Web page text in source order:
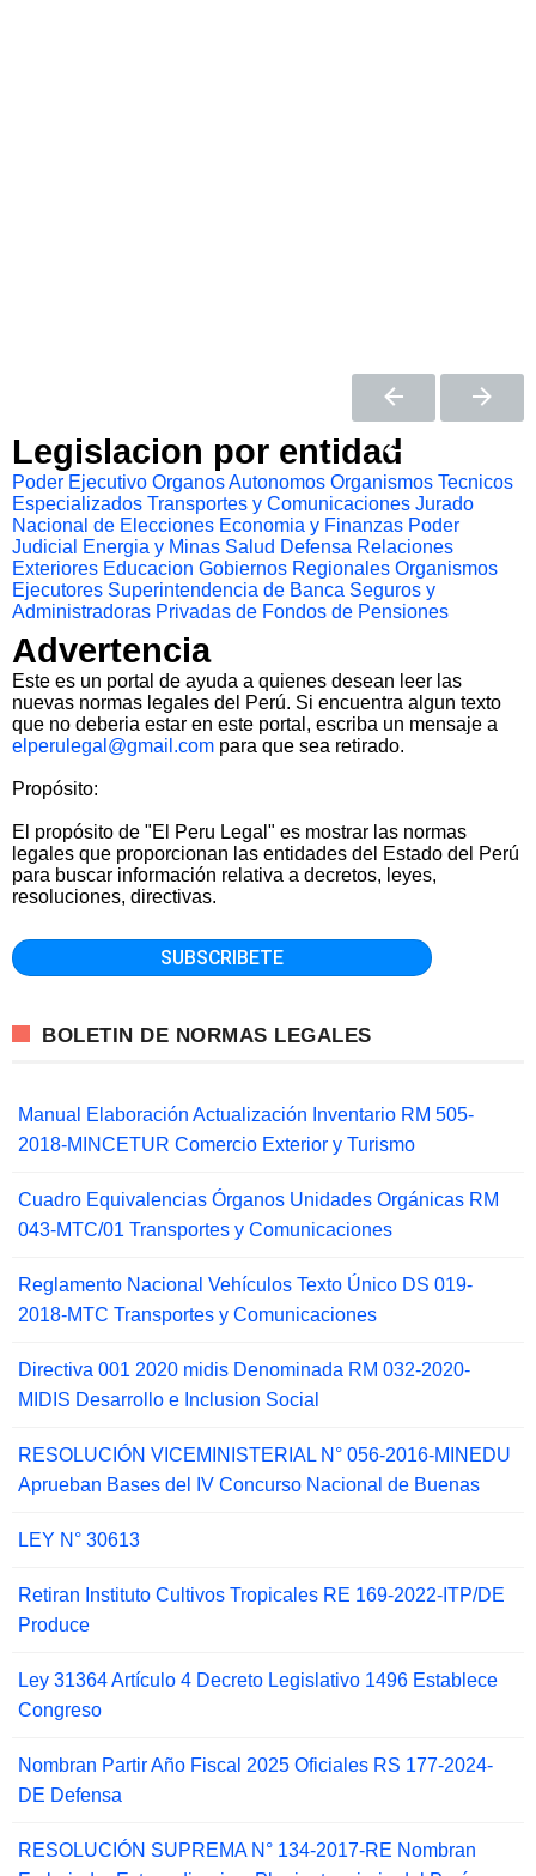
Legislacion por entidad
Poder Ejecutivo Organos Autonomos Organismos Tecnicos
Especializados Transportes y Comunicaciones Jurado
Nacional de Elecciones Economia y Finanzas Poder
Judicial
Energia y Minas Salud Defensa Relaciones
Exteriores Educacion Gobiernos Regionales Organismos
Ejecutores Superintendencia de Banca Seguros y
Administradoras Privadas de Fondos de Pensiones
Advertencia
Este es un portal de ayuda a quienes desean leer las
nuevas normas legales del Perú. Si encuentra algun texto
que no deberia estar en este portal, escriba un mensaje a
elperulegal@gmail.com para que sea retirado.
Propósito:
El propósito de "El Peru Legal" es mostrar las normas
legales que proporcionan las entidades del Estado del Perú
para buscar información relativa a decretos, leyes,
resoluciones, directivas.
BOLETIN DE NORMAS LEGALES
Manual Elaboración Actualización Inventario RM 505-
2018-MINCETUR Comercio Exterior y Turismo
Cuadro Equivalencias Órganos Unidades Orgánicas RM
043-MTC/01 Transportes y Comunicaciones
Reglamento Nacional Vehículos Texto Único DS 019-
2018-MTC Transportes y Comunicaciones
Directiva 001 2020 midis Denominada RM 032-2020-
MIDIS Desarrollo e Inclusion Social
RESOLUCIÓN VICEMINISTERIAL N° 056-2016-MINEDU
Aprueban Bases del IV Concurso Nacional de Buenas
LEY N° 30613
Retiran Instituto Cultivos Tropicales RE 169-2022-ITP/DE
Produce
Ley 31364 Artículo 4 Decreto Legislativo 1496 Establece
Congreso
Nombran Partir Año Fiscal 2025 Oficiales RS 177-2024-
DE Defensa
RESOLUCIÓN SUPREMA N° 134-2017-RE Nombran